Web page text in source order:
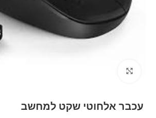
עכבר אלחוטי שקט למחשב